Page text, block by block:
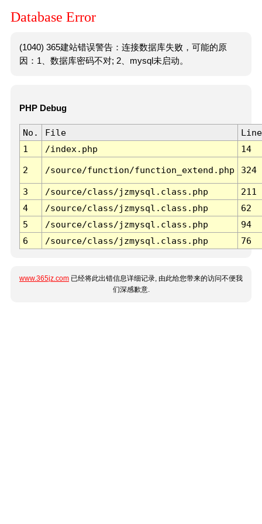
Database Error
(1040) 365建站错误警告：连接数据库失败，可能的原
因：1、数据库密码不对; 2、mysql未启动。
PHP Debug
No. File
Line
1
/index.php 14
2 /source/function/function_extend.php 324
3 /source/class/jzmysql.class.php
211
4
/source/class/jzmysql.class.php
62
5
/source/class/jzmysql.class.php
94
6
/source/class/jzmysql.class.php 76
www.365jz.com 已经将此出错信息详细记录, 由此给您带来的访问不便我
们深感歉意.